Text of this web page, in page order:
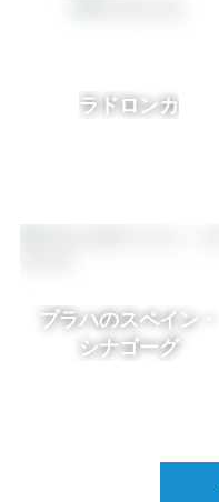
ラドロンカ
プラハのスペイン・
シナゴーグ